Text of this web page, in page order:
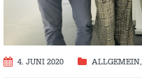
4. JUNI 2020 ALLGEMEIN,